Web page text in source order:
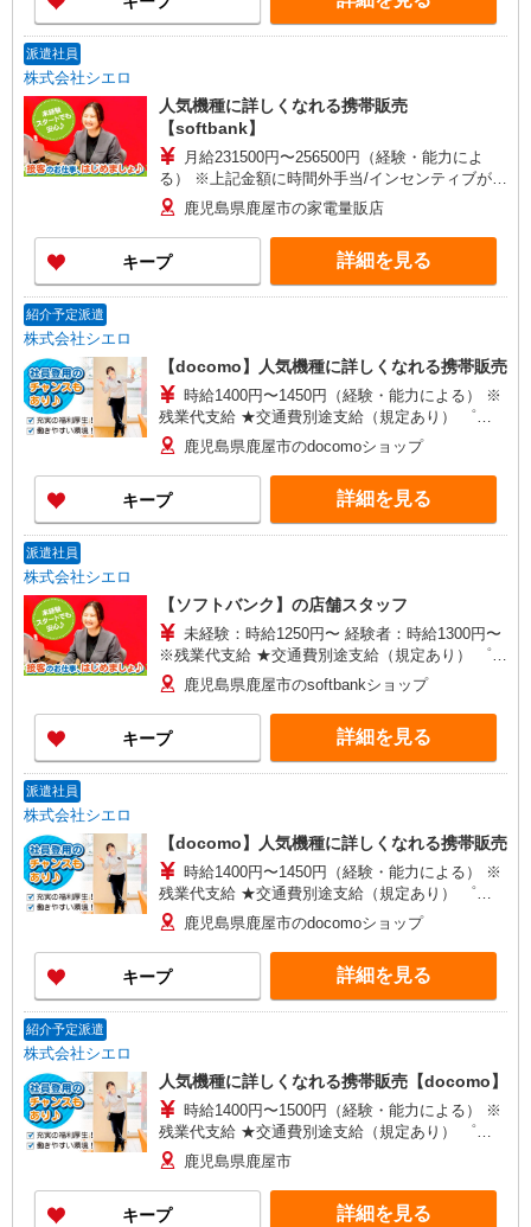
派遣社員
株式会社シエロ
人気機種に詳しくなれる携帯販売
【softbank】
月給231500円〜256500円（経験・能力によ
る） ※上記金額に時間外手当/インセンティブが加
算 ・賞与あり・時間外手当あり（平均残業時間：
10h/月）・地域手当/職能手当あり・Workstyle支
援金（4000円/月）あり・実績によりインセンティ
ブあり ★交通費別途支給（規定あり） ゜+゜・。
○。・゜+゜・。○。・゜+゜ 入社祝い金10万円支
鹿児島県鹿屋市の家電量販店
キープ 詳細を見る
紹介予定派遣
株式会社シエロ
【docomo】人気機種に詳しくなれる携帯販売
時給1400円〜1450円（経験・能力による） ※
残業代支給 ★交通費別途支給（規定あり） ゜
+゜・。○。・゜+゜・。○。・゜+゜ 入社祝い金10
万円支給(規定有) お友達を紹介頂くと, インセンテ
ィブ支給(規定有) ★月2回払い・週払い可能（規程
有）★ ゜・。○。・゜+゜・。○。・゜+゜
鹿児島県鹿屋市のdocomoショップ
キープ 詳細を見る
派遣社員
株式会社シエロ
【ソフトバンク】の店舗スタッフ
未経験：時給1250円〜 経験者：時給1300円〜
※残業代支給 ★交通費別途支給（規定あり） ゜
+゜・。○。・゜+゜・。○。・゜+゜ 入社祝い金10
万円支給(規定有) お友達を紹介頂くと, インセンテ
ィブ支給(規定有) ★月2回払い・週払い可能（規程
有）★ ゜・。○。・゜+゜・。○。・゜+゜
鹿児島県鹿屋市のsoftbankショップ
キープ 詳細を見る
派遣社員
株式会社シエロ
【docomo】人気機種に詳しくなれる携帯販売
時給1400円〜1450円（経験・能力による） ※
残業代支給 ★交通費別途支給（規定あり） ゜
+゜・。○。・゜+゜・。○。・゜+゜ 入社祝い金10
万円支給(規定有) お友達を紹介頂くと, インセンテ
ィブ支給(規定有) ★月2回払い・週払い可能（規程
有）★ ゜・。○。・゜+゜・。○。・゜+゜
鹿児島県鹿屋市のdocomoショップ
キープ 詳細を見る
紹介予定派遣
株式会社シエロ
人気機種に詳しくなれる携帯販売【docomo】
時給1400円〜1500円（経験・能力による） ※
残業代支給 ★交通費別途支給（規定あり） ゜
+゜・。○。・゜+゜・。○。・゜+゜ 入社祝い金10
万円支給(規定有) お友達を紹介頂くと, インセンテ
ィブ支給(規定有) ★月2回払い・週払い可能（規程
有）★ ゜・。○。・゜+゜・。○。・゜+゜
鹿児島県鹿屋市
キープ 詳細を見る